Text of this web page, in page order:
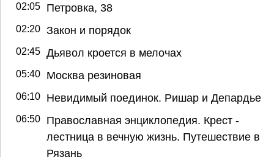
02:05 Петровка, 38
02:20 Закон и порядок
02:45 Дьявол кроется в мелочах
05:40 Москва резиновая
06:10 Невидимый поединок. Ришар и Депардье
06:50
Православная энциклопедия. Крест -
лестница в вечную жизнь. Путешествие в
Рязань